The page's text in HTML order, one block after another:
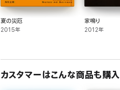
夏の災厄
2015年
家鳴り
2012年
カスタマーはこんな商品も購入